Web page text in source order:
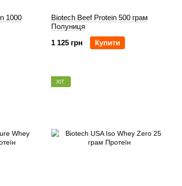
1000
Biotech Beef Protein 500 грам
Полуниця
1 125 грн
Купити
ХІТ